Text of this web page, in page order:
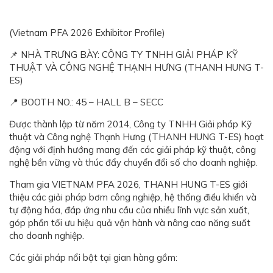
(Vietnam PFA 2026 Exhibitor Profile)
📌 NHÀ TRƯNG BÀY: CÔNG TY TNHH GIẢI PHÁP KỸ
THUẬT VÀ CÔNG NGHỆ THẠNH HƯNG (THANH HUNG T-
ES)
📍 BOOTH NO.: 45 – HALL B – SECC
Được thành lập từ năm 2014, Công ty TNHH Giải pháp Kỹ
thuật và Công nghệ Thạnh Hưng (THANH HUNG T-ES) hoạt
động với định hướng mang đến các giải pháp kỹ thuật, công
nghệ bền vững và thúc đẩy chuyển đổi số cho doanh nghiệp.
Tham gia VIETNAM PFA 2026, THANH HUNG T-ES giới
thiệu các giải pháp bơm công nghiệp, hệ thống điều khiển và
tự động hóa, đáp ứng nhu cầu của nhiều lĩnh vực sản xuất,
góp phần tối ưu hiệu quả vận hành và nâng cao năng suất
cho doanh nghiệp.
Các giải pháp nổi bật tại gian hàng gồm: